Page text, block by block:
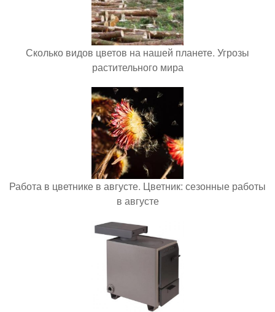
Сколько видов цветов на нашей планете. Угрозы
растительного мира
Работа в цветнике в августе. Цветник: сезонные работы
в августе